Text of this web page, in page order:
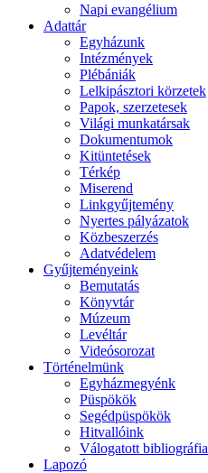
Napi evangélium
Adattár
Egyházunk
Intézmények
Plébániák
Lelkipásztori körzetek
Papok, szerzetesek
Világi munkatársak
Dokumentumok
Kitüntetések
Térkép
Miserend
Linkgyűjtemény
Nyertes pályázatok
Közbeszerzés
Adatvédelem
Gyűjteményeink
Bemutatás
Könyvtár
Múzeum
Levéltár
Videósorozat
Történelmünk
Egyházmegyénk
Püspökök
Segédpüspökök
Hitvallóink
Válogatott bibliográfia
Lapozó